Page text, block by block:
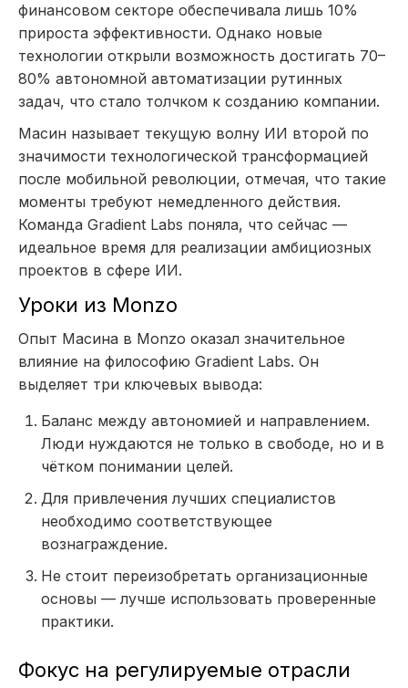
финансовом секторе обеспечивала лишь 10%
прироста эффективности. Однако новые
технологии открыли возможность достигать 70–
80% автономной автоматизации рутинных
задач, что стало толчком к созданию компании.
Масин называет текущую волну ИИ второй по
значимости технологической трансформацией
после мобильной революции, отмечая, что такие
моменты требуют немедленного действия.
Команда Gradient Labs поняла, что сейчас —
идеальное время для реализации амбициозных
проектов в сфере ИИ.
Уроки из Monzo
Опыт Масина в Monzo оказал значительное
влияние на философию Gradient Labs. Он
выделяет три ключевых вывода:
Баланс между автономией и направлением.
Люди нуждаются не только в свободе, но и в
чётком понимании целей.
Для привлечения лучших специалистов
необходимо соответствующее
вознаграждение.
Не стоит переизобретать организационные
основы — лучше использовать проверенные
практики.
Фокус на регулируемые отрасли